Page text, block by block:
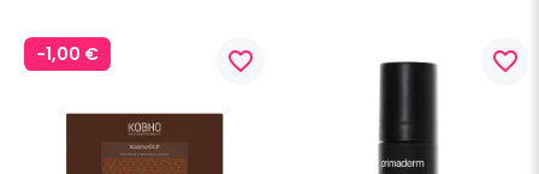
-1,00 € favorite_border favorite_border